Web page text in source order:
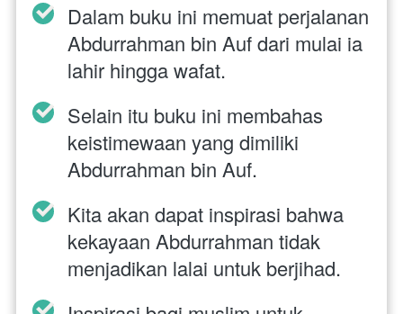
Dalam buku ini memuat perjalanan
Abdurrahman bin Auf dari mulai ia
lahir hingga wafat.
Selain itu buku ini membahas
keistimewaan yang dimiliki
Abdurrahman bin Auf.
Kita akan dapat inspirasi bahwa
kekayaan Abdurrahman tidak
menjadikan lalai untuk berjihad.